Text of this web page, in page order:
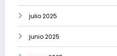
julio 2025
junio 2025